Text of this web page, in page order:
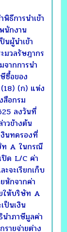
การนำเข้า
นักงาน
ผู้นำเข้า
มวลรัษฎากร
ากการนำ
ซื้อของ
(ก) แห่ง
สือกรม
ลงวันที่
วข้างต้น
นทดรองที่
ท A ในกรณี
ปิด L/C ค่า
ะจะเรียกเก็บ
หักจากค่า
ให้บริษัท A
ป็นเงิน
ำภาษีมูลค่า
ายจ่ายต่าง